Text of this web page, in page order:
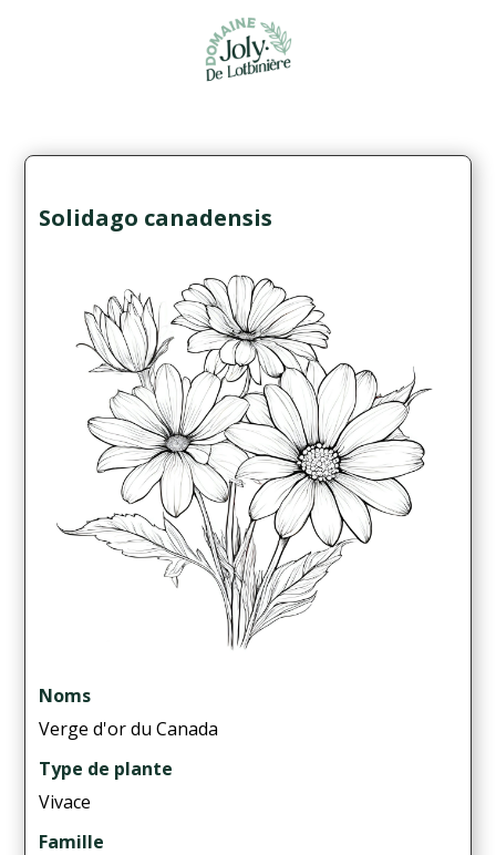
Solidago canadensis
Noms
Verge d'or du Canada
Type de plante
Vivace
Famille